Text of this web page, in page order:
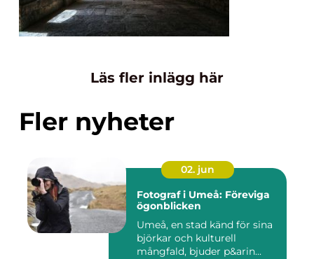
Läs fler inlägg här
Fler nyheter
02. jun
Fotograf i Umeå: Föreviga
ögonblicken
Umeå, en stad känd för sina
björkar och kulturell
mångfald, bjuder p&arin...